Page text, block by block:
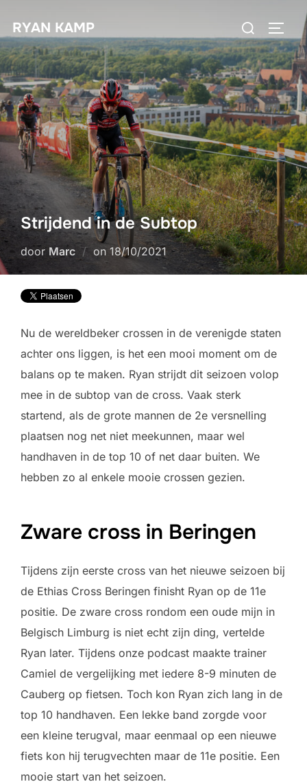
naar
de
inhoud
RYAN KAMP
Zoek
naar:
Strijdend in de Subtop
door Marc on Geplaatst
18/10/2021
Nu de wereldbeker crossen in de verenigde staten
achter ons liggen, is het een mooi moment om de
balans op te maken. Ryan strijdt dit seizoen volop
mee in de subtop van de cross. Vaak sterk
startend, als de grote mannen de 2e versnelling
plaatsen nog net niet meekunnen, maar wel
handhaven in de top 10 of net daar buiten. We
hebben zo al enkele mooie crossen gezien.
Zware cross in Beringen
Tijdens zijn eerste cross van het nieuwe seizoen bij
de Ethias Cross Beringen finisht Ryan op de 11e
positie. De zware cross rondom een oude mijn in
Belgisch Limburg is niet echt zijn ding, vertelde
Ryan later. Tijdens onze podcast maakte trainer
Camiel de vergelijking met iedere 8-9 minuten de
Cauberg op fietsen. Toch kon Ryan zich lang in de
top 10 handhaven. Een lekke band zorgde voor
een kleine terugval, maar eenmaal op een nieuwe
fiets kon hij terugvechten maar de 11e positie. Een
mooie start van het seizoen.